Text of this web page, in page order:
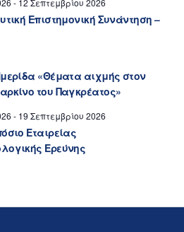
- 12 Σεπτεμβρίου 2026
Επιστημονική Συνάντηση –
«Θέματα αιχμής στον
του Παγκρέατος»
- 19 Σεπτεμβρίου 2026
Εταιρείας
Ερεύνης